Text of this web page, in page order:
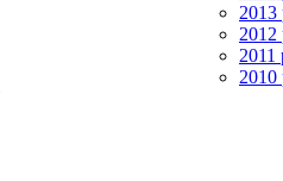
2013
2012
2011
2010